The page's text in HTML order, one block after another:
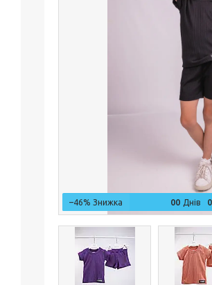
–46% 00 Днів 0